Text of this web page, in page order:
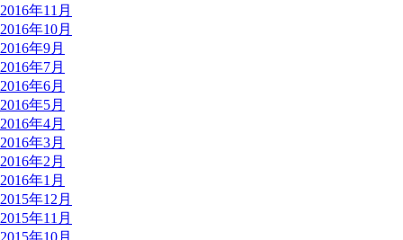
2016年11月
2016年10月
2016年9月
2016年7月
2016年6月
2016年5月
2016年4月
2016年3月
2016年2月
2016年1月
2015年12月
2015年11月
2015年10月